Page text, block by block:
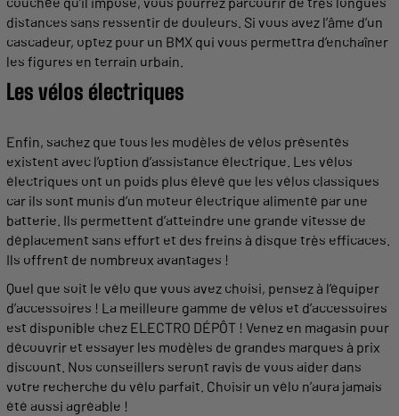
distances sans ressentir de douleurs. Si vous avez l’âme d’un
cascadeur, optez pour un BMX qui vous permettra d’enchaîner
les figures en terrain urbain.
Les vélos électriques
Enfin, sachez que tous les modèles de vélos présentés
existent avec l’option d’assistance électrique. Les vélos
électriques ont un poids plus élevé que les vélos classiques
car ils sont munis d’un moteur électrique alimenté par une
batterie. Ils permettent d’atteindre une grande vitesse de
déplacement sans effort et des freins à disque très efficaces.
Ils offrent de nombreux avantages !
Quel que soit le vélo que vous avez choisi, pensez à l’équiper
d’accessoires ! La meilleure gamme de vélos et d’accessoires
est disponible chez ELECTRO DÉPÔT ! Venez en magasin pour
découvrir et essayer les modèles de grandes marques à prix
discount. Nos conseillers seront ravis de vous aider dans
votre recherche du vélo parfait. Choisir un vélo n’aura jamais
été aussi agréable !